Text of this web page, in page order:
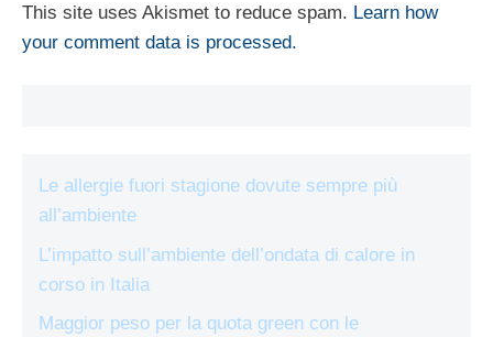
This site uses Akismet to reduce spam. Learn how
your comment data is processed.
Le allergie fuori stagione dovute sempre più
all’ambiente
L’impatto sull’ambiente dell’ondata di calore in
corso in Italia
Maggior peso per la quota green con le